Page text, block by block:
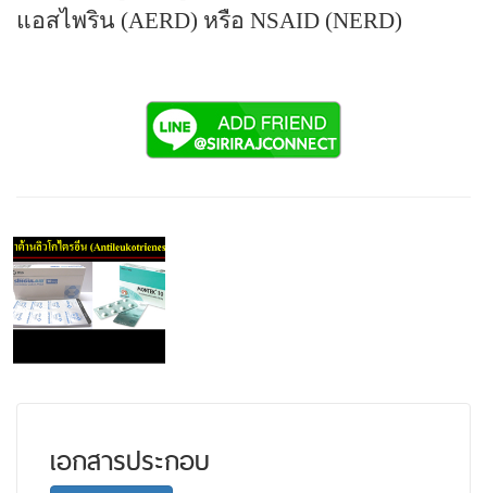
แอสไพริน (AERD) หรือ NSAID (NERD)
เอกสารประกอบ